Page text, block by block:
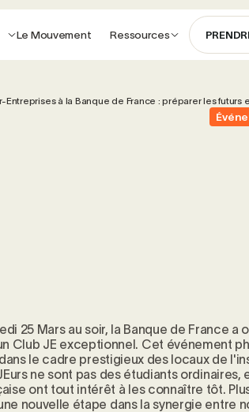
Le Mouvement Ressources
Entreprises à la Banque de France : préparer les futurs
25 Mars au soir, la Banque de France
Club JE exceptionnel. Cet événement
le cadre prestigieux des locaux de
ne sont pas des étudiants
ont tout intérêt à les connaître tôt.
nouvelle étape dans la synergie entre